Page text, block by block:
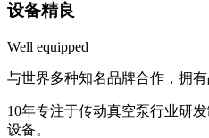
设备精良
Well equipped
与世界多种知名品牌合作，拥有
10年专注于传动真空泵行业研
设备。